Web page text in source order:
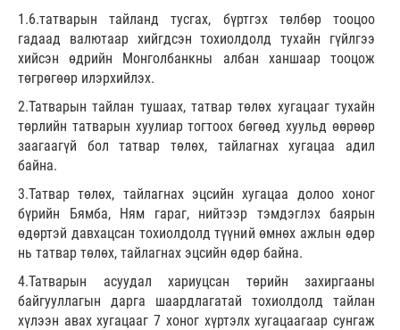
1.6.татварын тайланд тусгах, бүртгэх төлбөр тооцоо
гадаад валютаар хийгдсэн тохиолдолд тухайн гүйлгээ
хийсэн өдрийн Монголбанкны албан ханшаар тооцож
төгрөгөөр илэрхийлэх.
2.Татварын тайлан тушаах, татвар төлөх хугацааг тухайн
төрлийн татварын хуулиар тогтоох бөгөөд хуульд өөрөөр
заагаагүй бол татвар төлөх, тайлагнах хугацаа адил
байна.
3.Татвар төлөх, тайлагнах эцсийн хугацаа долоо хоног
бүрийн Бямба, Ням гараг, нийтээр тэмдэглэх баярын
өдөртэй давхацсан тохиолдолд түүний өмнөх ажлын өдөр
нь татвар төлөх, тайлагнах эцсийн өдөр байна.
4.Татварын асуудал хариуцсан төрийн захиргааны
байгууллагын дарга шаардлагатай тохиолдолд тайлан
хүлээн авах хугацааг 7 хоног хүртэлх хугацаагаар сунгаж